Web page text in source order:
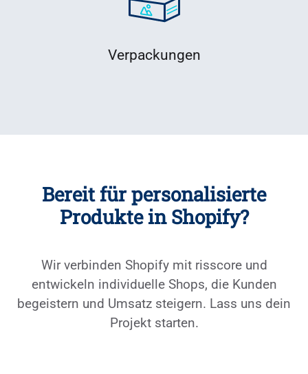
Verpackungen
Bereit für personalisierte
Produkte in Shopify?
Wir verbinden Shopify mit risscore und
entwickeln individuelle Shops, die Kunden
begeistern und Umsatz steigern. Lass uns dein
Projekt starten.